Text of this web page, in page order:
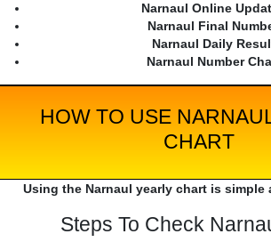
Narnaul Online
Narnaul Final
Narnaul Daily
Narnaul Number
HOW TO USE
CHART
Using the Narnaul yearly chart is simple
Steps To Check